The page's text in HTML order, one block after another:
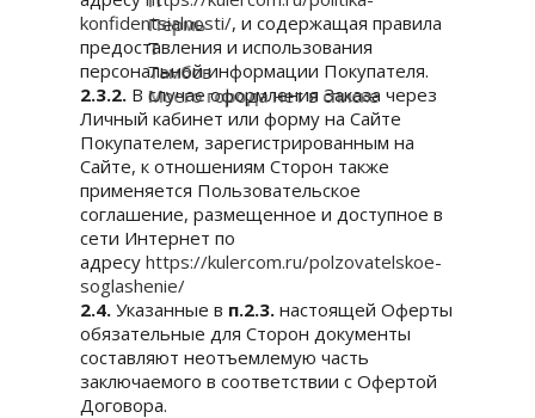
konfidentsialnosti/, и содержащая правила
предоставления и использования
персональной информации Покупателя.
2.3.2. В случае оформления Заказа через
Личный кабинет или форму на Сайте
Покупателем, зарегистрированным на
Сайте, к отношениям Сторон также
применяется Пользовательское
соглашение, размещенное и доступное в
сети Интернет по
адресуhttps://kulercom.ru/polzovatelskoe-
soglashenie/
2.4. Указанные в п.2.3. настоящей Оферты
обязательные для Сторон документы
составляют неотъемлемую часть
заключаемого в соответствии с Офертой
Договора.
Пермь
Т
Тамбов
Моего города нет в списке